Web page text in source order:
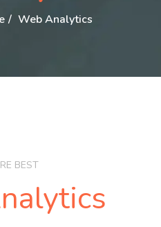
Web Analytics
BEST